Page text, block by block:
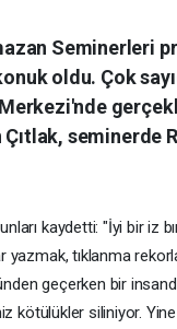
Seminerleri
oldu. Çok
seminerde
kaydetti: "İyi bir iz
tıklanma
geçerken bir
kötülükler siliniyor.